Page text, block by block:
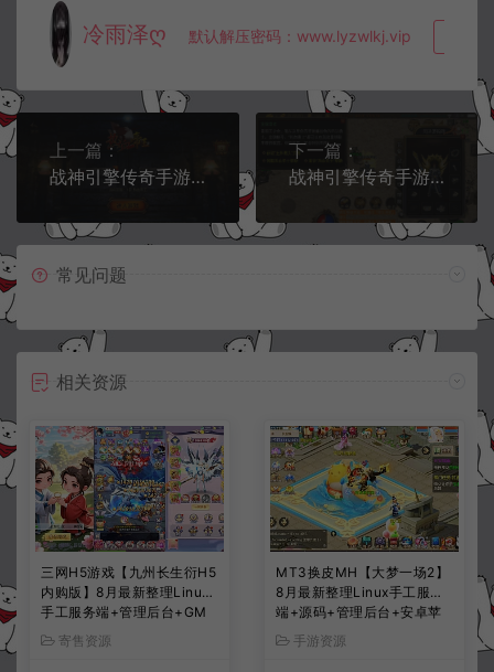
冷雨泽ღ 默认解压密码：www.lyzwlkj.vip
上一篇：
战神引擎传奇手游【热血帝王二大陆三职业】6月最新整理Win一键服务端+GM授权后台+安卓苹果双端+详细搭建教程+视频教程
下一篇：
战神引擎传奇手游【仿盛大1.76复古小极品赤月】6月最新整理Win一键服务端+GM授权后台+安卓苹果双端+详细搭建教程+视频教程
常见问题
相关资源
三网H5游戏【九州长生衍H5
内购版】8月最新整理Linux
手工服务端+管理后台+GM
授权后台+简易安卓客户端
+详细搭建教程+视频教程
寄售资源
MT3换皮MH【大梦一场2】
8月最新整理Linux手工服务
端+源码+管理后台+安卓苹
果双端+详细搭建教程+视频
教程
手游资源